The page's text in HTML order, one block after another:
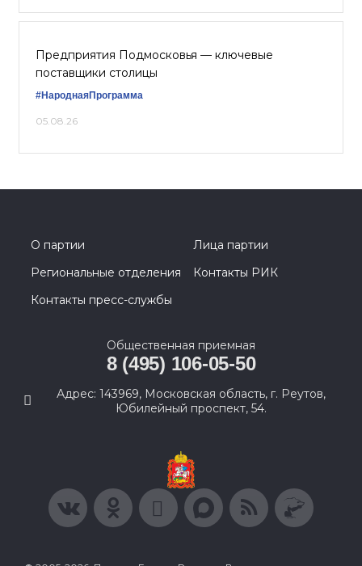
Предприятия Подмосковья — ключевые
поставщики столицы
#НароднаяПрограмма
05.08.26
О партии
Лица партии
Региональные отделения
Контакты РИК
Контакты пресс-службы
Общественная приемная
8 (495) 106-05-50
Адрес: 143969, Московская область, г. Реутов,
Юбилейный проспект, 54.